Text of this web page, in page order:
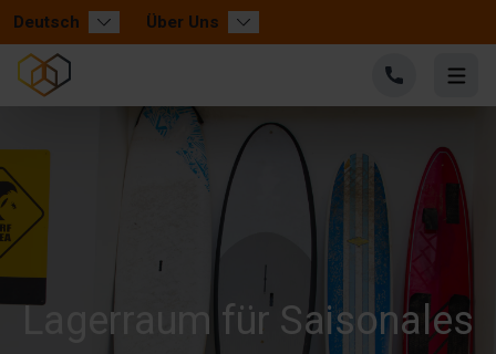
Deutsch Über Uns
Lagerraum für Saisonales